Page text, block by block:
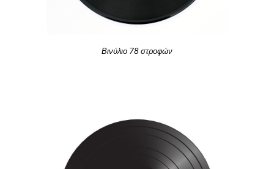
Βινύλιο 78 στροφών